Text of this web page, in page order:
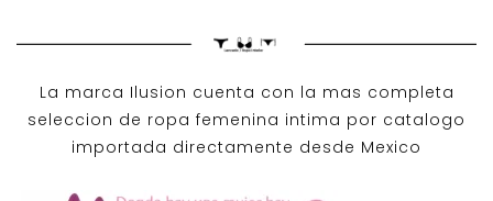
La marca Ilusion cuenta con la mas completa
seleccion de ropa femenina intima por catalogo
importada directamente desde Mexico